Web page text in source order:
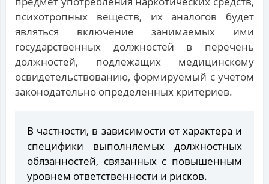
психотропных веществ, их аналогов будет
являться включение занимаемых ими
государственных должностей в перечень
должностей, подлежащих медицинскому
освидетельствованию, формируемый с учетом
законодательно определенных критериев.
В частности, в зависимости от характера и
специфики выполняемых должностных
обязанностей, связанных с повышенным
уровнем ответственности и рисков.